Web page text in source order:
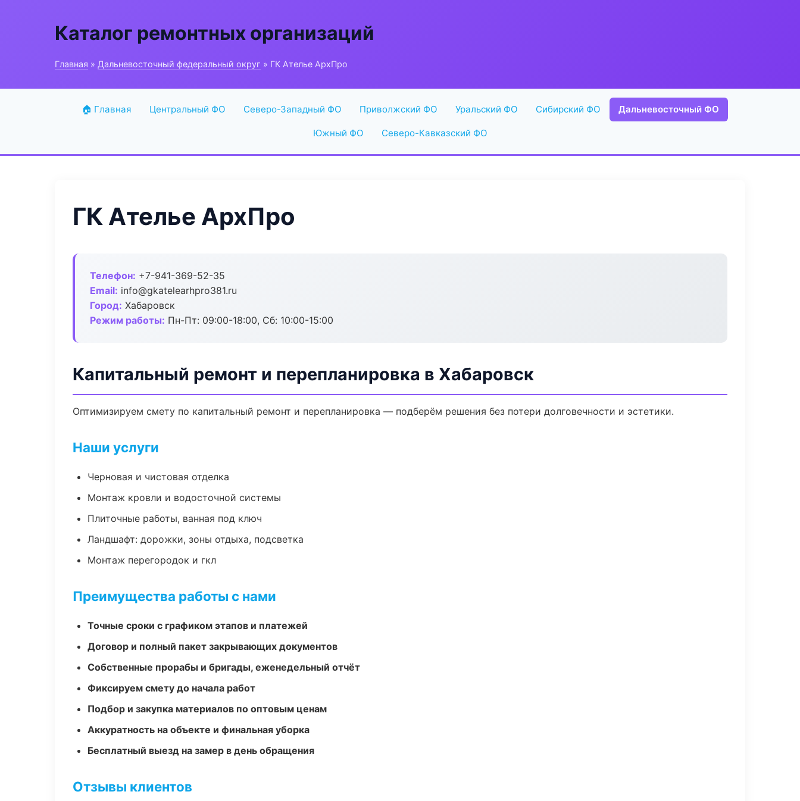
Каталог ремонтных организаций
Главная » Дальневосточный федеральный округ » ГК Ателье АрхПро
🏠 Главная Центральный ФО Северо-Западный ФО Приволжский ФО Уральский ФО Сибирский ФО Дальневосточный ФО
Южный ФО Северо-Кавказский ФО
ГК Ателье АрхПро
Телефон: +7-941-369-52-35
Email: info@gkatelearhpro381.ru
Город: Хабаровск
Режим работы: Пн-Пт: 09:00-18:00, Сб: 10:00-15:00
Капитальный ремонт и перепланировка в Хабаровск
Оптимизируем смету по капитальный ремонт и перепланировка — подберём решения без потери долговечности и эстетики.
Наши услуги
Черновая и чистовая отделка
Монтаж кровли и водосточной системы
Плиточные работы, ванная под ключ
Ландшафт: дорожки, зоны отдыха, подсветка
Монтаж перегородок и гкл
Преимущества работы с нами
Точные сроки с графиком этапов и платежей
Договор и полный пакет закрывающих документов
Собственные прорабы и бригады, еженедельный отчёт
Фиксируем смету до начала работ
Подбор и закупка материалов по оптовым ценам
Аккуратность на объекте и финальная уборка
Бесплатный выезд на замер в день обращения
Отзывы клиентов